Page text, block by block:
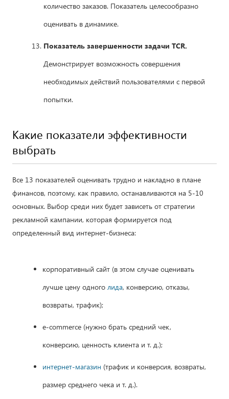
количество заказов. Показатель целесообразно
оценивать в динамике.
Показатель завершенности задачи TCR.
Демонстрирует возможность совершения
необходимых действий пользователями с первой
попытки.
Какие показатели эффективности
выбрать
Все 13 показателей оценивать трудно и накладно в плане
финансов, поэтому, как правило, останавливаются на 5-10
основных. Выбор среди них будет зависеть от стратегии
рекламной кампании, которая формируется под
определенный вид интернет-бизнеса:
корпоративный сайт (в этом случае оценивать
лучше цену одного лида, конверсию, отказы,
возвраты, трафик);
e-commerce (нужно брать средний чек,
конверсию, ценность клиента и т. д.);
интернет-магазин (трафик и конверсия, возвраты,
размер среднего чека и т. д.).